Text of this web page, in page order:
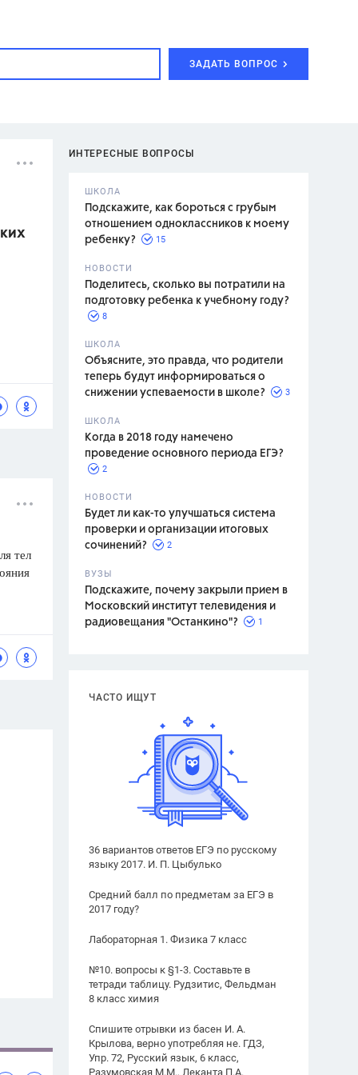
ЗАДАТЬ ВОПРОС
ИНТЕРЕСНЫЕ ВОПРОСЫ
ШКОЛА
Подскажите, как бороться с грубым
отношением одноклассников к моему
ребенку?
15
НОВОСТИ
Поделитесь, сколько вы потратили на
подготовку ребенка к учебному году?
8
ШКОЛА
Объясните, это правда, что родители
теперь будут информироваться о
снижении успеваемости в школе?
3
ШКОЛА
Когда в 2018 году намечено
проведение основного периода ЕГЭ?
2
НОВОСТИ
Будет ли как-то улучшаться система
проверки и организации итоговых
сочинений?
2
ВУЗЫ
Подскажите, почему закрыли прием в
Московский институт телевидения и
радиовещания "Останкино"?
1
ЧАСТО ИЩУТ
36 вариантов ответов ЕГЭ по русскому
языку 2017. И. П. Цыбулько
Средний балл по предметам за ЕГЭ в
2017 году?
Лабораторная 1. Физика 7 класс
№10. вопросы к §1-3. Составьте в
тетради таблицу. Рудзитис, Фельдман
8 класс химия
Спишите отрывки из басен И. А.
Крылова, верно употребляя не. ГДЗ,
Упр. 72, Русский язык, 6 класс,
Разумовская М.М., Леканта П.А.
тел